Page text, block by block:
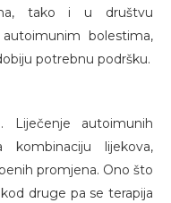
tako i u društvu
bolestima,
potrebnu podršku.
Liječenje autoimunih
kombinaciju lijekova,
promjena. Ono što
druge pa se terapija